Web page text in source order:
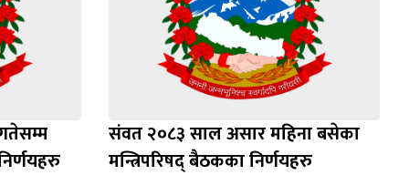
संवत २०८३ साल असार महिना बसेका
मन्त्रिपरिषद् बैठकका निर्णयहरु